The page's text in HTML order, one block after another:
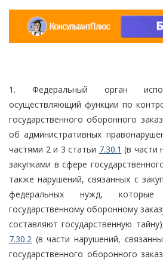
1. Федеральный орган
осуществляющий функции по
государственного оборонного
об административных
частями 2 и 3 статьи 7.30.1 (в части
закупками в сфере
также нарушений, связанных с
федеральных нужд,
государственному оборонному
составляют государственную
7.30.2 (в части нарушений,
государственного оборонного